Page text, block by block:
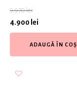
9.970lei
4.900 lei
ADAUGĂ ÎN COȘ